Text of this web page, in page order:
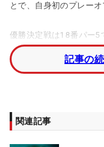
とで、自身初のプレーオ
優勝決定戦は18番パー5
斉平が右のバンカーに
ップ。「ティショットが
に焦ることもなかった
けてしまいパー。香妻も
パットを外し、勝負は2
記事の
関連記事